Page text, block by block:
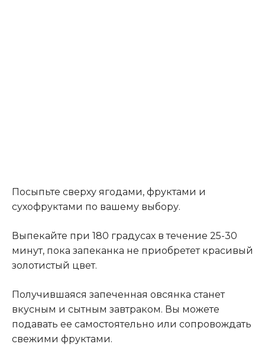
Посыпьте сверху ягодами, фруктами и
сухофруктами по вашему выбору.
Выпекайте при 180 градусах в течение 25-30
минут, пока запеканка не приобретет красивый
золотистый цвет.
Получившаяся запеченная овсянка станет
вкусным и сытным завтраком. Вы можете
подавать ее самостоятельно или сопровождать
свежими фруктами.